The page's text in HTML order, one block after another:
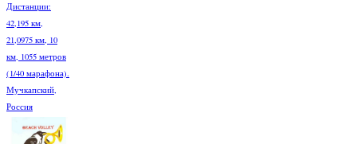
Дистанции:
42,195 км,
21,0975 км, 10
км, 1055 метров
(1/40 марафона).
Мучкапский,
Россия